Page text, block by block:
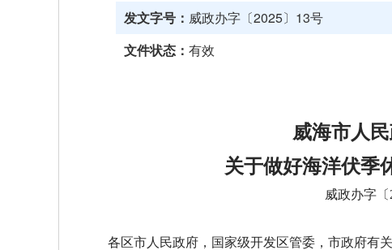
发文字号： 威政办字〔2025〕13号
文件状态： 有效
威海市人
关于做好海洋伏季
威政办字〔
各区市人民政府，国家级开发区管委，市政府有